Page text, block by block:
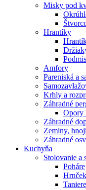
Misky pod
Hrantíky
Amfory
Pareniská a
Krhly a
Záhradné
Opory
Záhradné
Zeminy,
Záhradné
Kuchyňa
Stolovanie a
Poháre
Taniere